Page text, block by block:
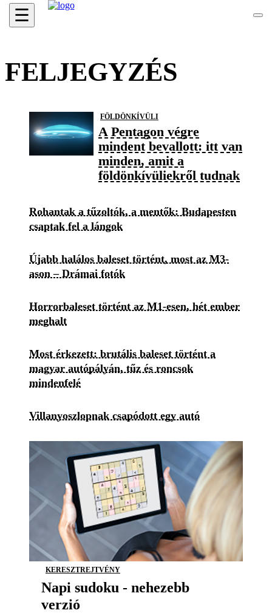
☰
FELJEGYZÉS
FÖLDÖNKÍVÜLI
A Pentagon végre
mindent bevallott: itt van
minden, amit a
földönkívüliekről tudnak
Rohantak a tűzoltók, a mentők: Budapesten
csaptak fel a lángok
Újabb halálos baleset történt, most az M3-
ason – Drámai fotók
Horrorbaleset történt az M1-esen, hét ember
meghalt
Most érkezett: brutális baleset történt a
magyar autópályán, tűz és roncsok
mindenfelé
Villanyoszlopnak csapódott egy autó
KERESZTREJTVÉNY
Napi sudoku - nehezebb
verzió